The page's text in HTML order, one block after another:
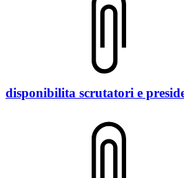
disponibilita scrutatori e